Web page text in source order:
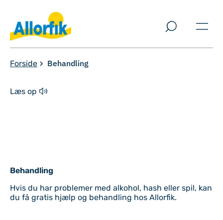
Forside Behandling
Læs op
Behandling
Hvis du har problemer med alkohol, hash eller spil, kan
du få gratis hjælp og behandling hos Allorfik.